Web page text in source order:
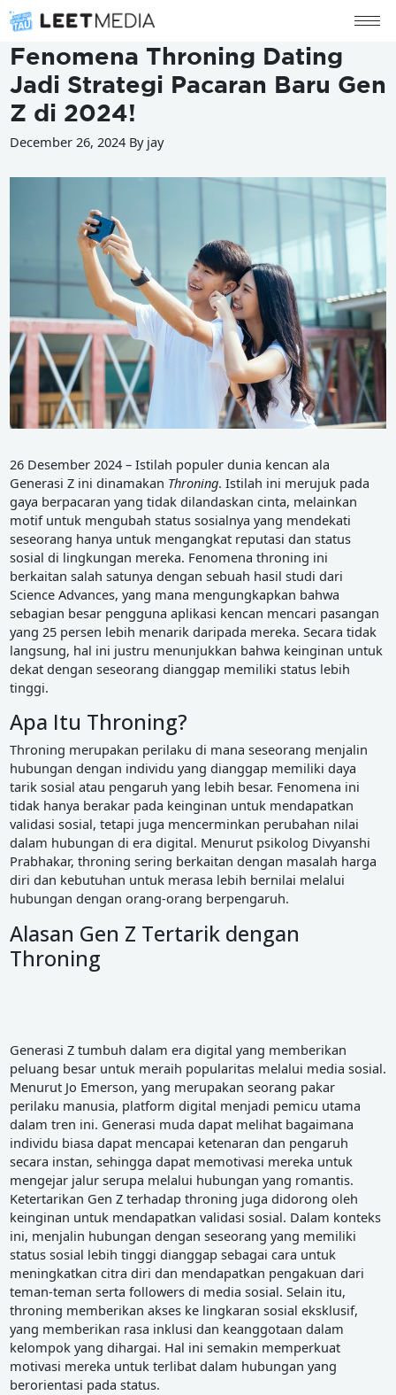
Fenomena Throning Dating
Jadi Strategi Pacaran Baru Gen
Z di 2024!
December 26, 2024 By jay
26 Desember 2024 – Istilah populer dunia kencan ala
Generasi Z ini dinamakan Throning. Istilah ini merujuk pada
gaya berpacaran yang tidak dilandaskan cinta, melainkan
motif untuk mengubah status sosialnya yang mendekati
seseorang hanya untuk mengangkat reputasi dan status
sosial di lingkungan mereka. Fenomena throning ini
berkaitan salah satunya dengan sebuah hasil studi dari
Science Advances, yang mana mengungkapkan bahwa
sebagian besar pengguna aplikasi kencan mencari pasangan
yang 25 persen lebih menarik daripada mereka. Secara tidak
langsung, hal ini justru menunjukkan bahwa keinginan untuk
dekat dengan seseorang dianggap memiliki status lebih
tinggi.
Apa Itu Throning?
Throning merupakan perilaku di mana seseorang menjalin
hubungan dengan individu yang dianggap memiliki daya
tarik sosial atau pengaruh yang lebih besar. Fenomena ini
tidak hanya berakar pada keinginan untuk mendapatkan
validasi sosial, tetapi juga mencerminkan perubahan nilai
dalam hubungan di era digital. Menurut psikolog Divyanshi
Prabhakar, throning sering berkaitan dengan masalah harga
diri dan kebutuhan untuk merasa lebih bernilai melalui
hubungan dengan orang-orang berpengaruh.
Alasan Gen Z Tertarik dengan
Throning
Generasi Z tumbuh dalam era digital yang memberikan
peluang besar untuk meraih popularitas melalui media sosial.
Menurut Jo Emerson, yang merupakan seorang pakar
perilaku manusia, platform digital menjadi pemicu utama
dalam tren ini. Generasi muda dapat melihat bagaimana
individu biasa dapat mencapai ketenaran dan pengaruh
secara instan, sehingga dapat memotivasi mereka untuk
mengejar jalur serupa melalui hubungan yang romantis.
Ketertarikan Gen Z terhadap throning juga didorong oleh
keinginan untuk mendapatkan validasi sosial. Dalam konteks
ini, menjalin hubungan dengan seseorang yang memiliki
status sosial lebih tinggi dianggap sebagai cara untuk
meningkatkan citra diri dan mendapatkan pengakuan dari
teman-teman serta followers di media sosial. Selain itu,
throning memberikan akses ke lingkaran sosial eksklusif,
yang memberikan rasa inklusi dan keanggotaan dalam
kelompok yang dihargai. Hal ini semakin memperkuat
motivasi mereka untuk terlibat dalam hubungan yang
berorientasi pada status.